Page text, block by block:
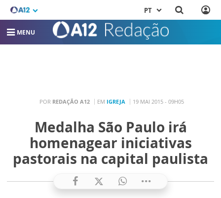
PT
MENU
POR REDAÇÃO A12 EM IGREJA 19 MAI 2015 - 09H05
Medalha São Paulo irá
homenagear iniciativas
pastorais na capital paulista